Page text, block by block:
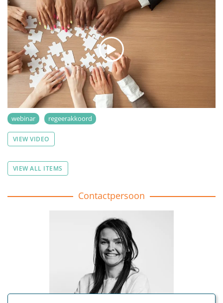
webinar regeerakkoord
VIEW VIDEO
VIEW ALL ITEMS
Contactpersoon